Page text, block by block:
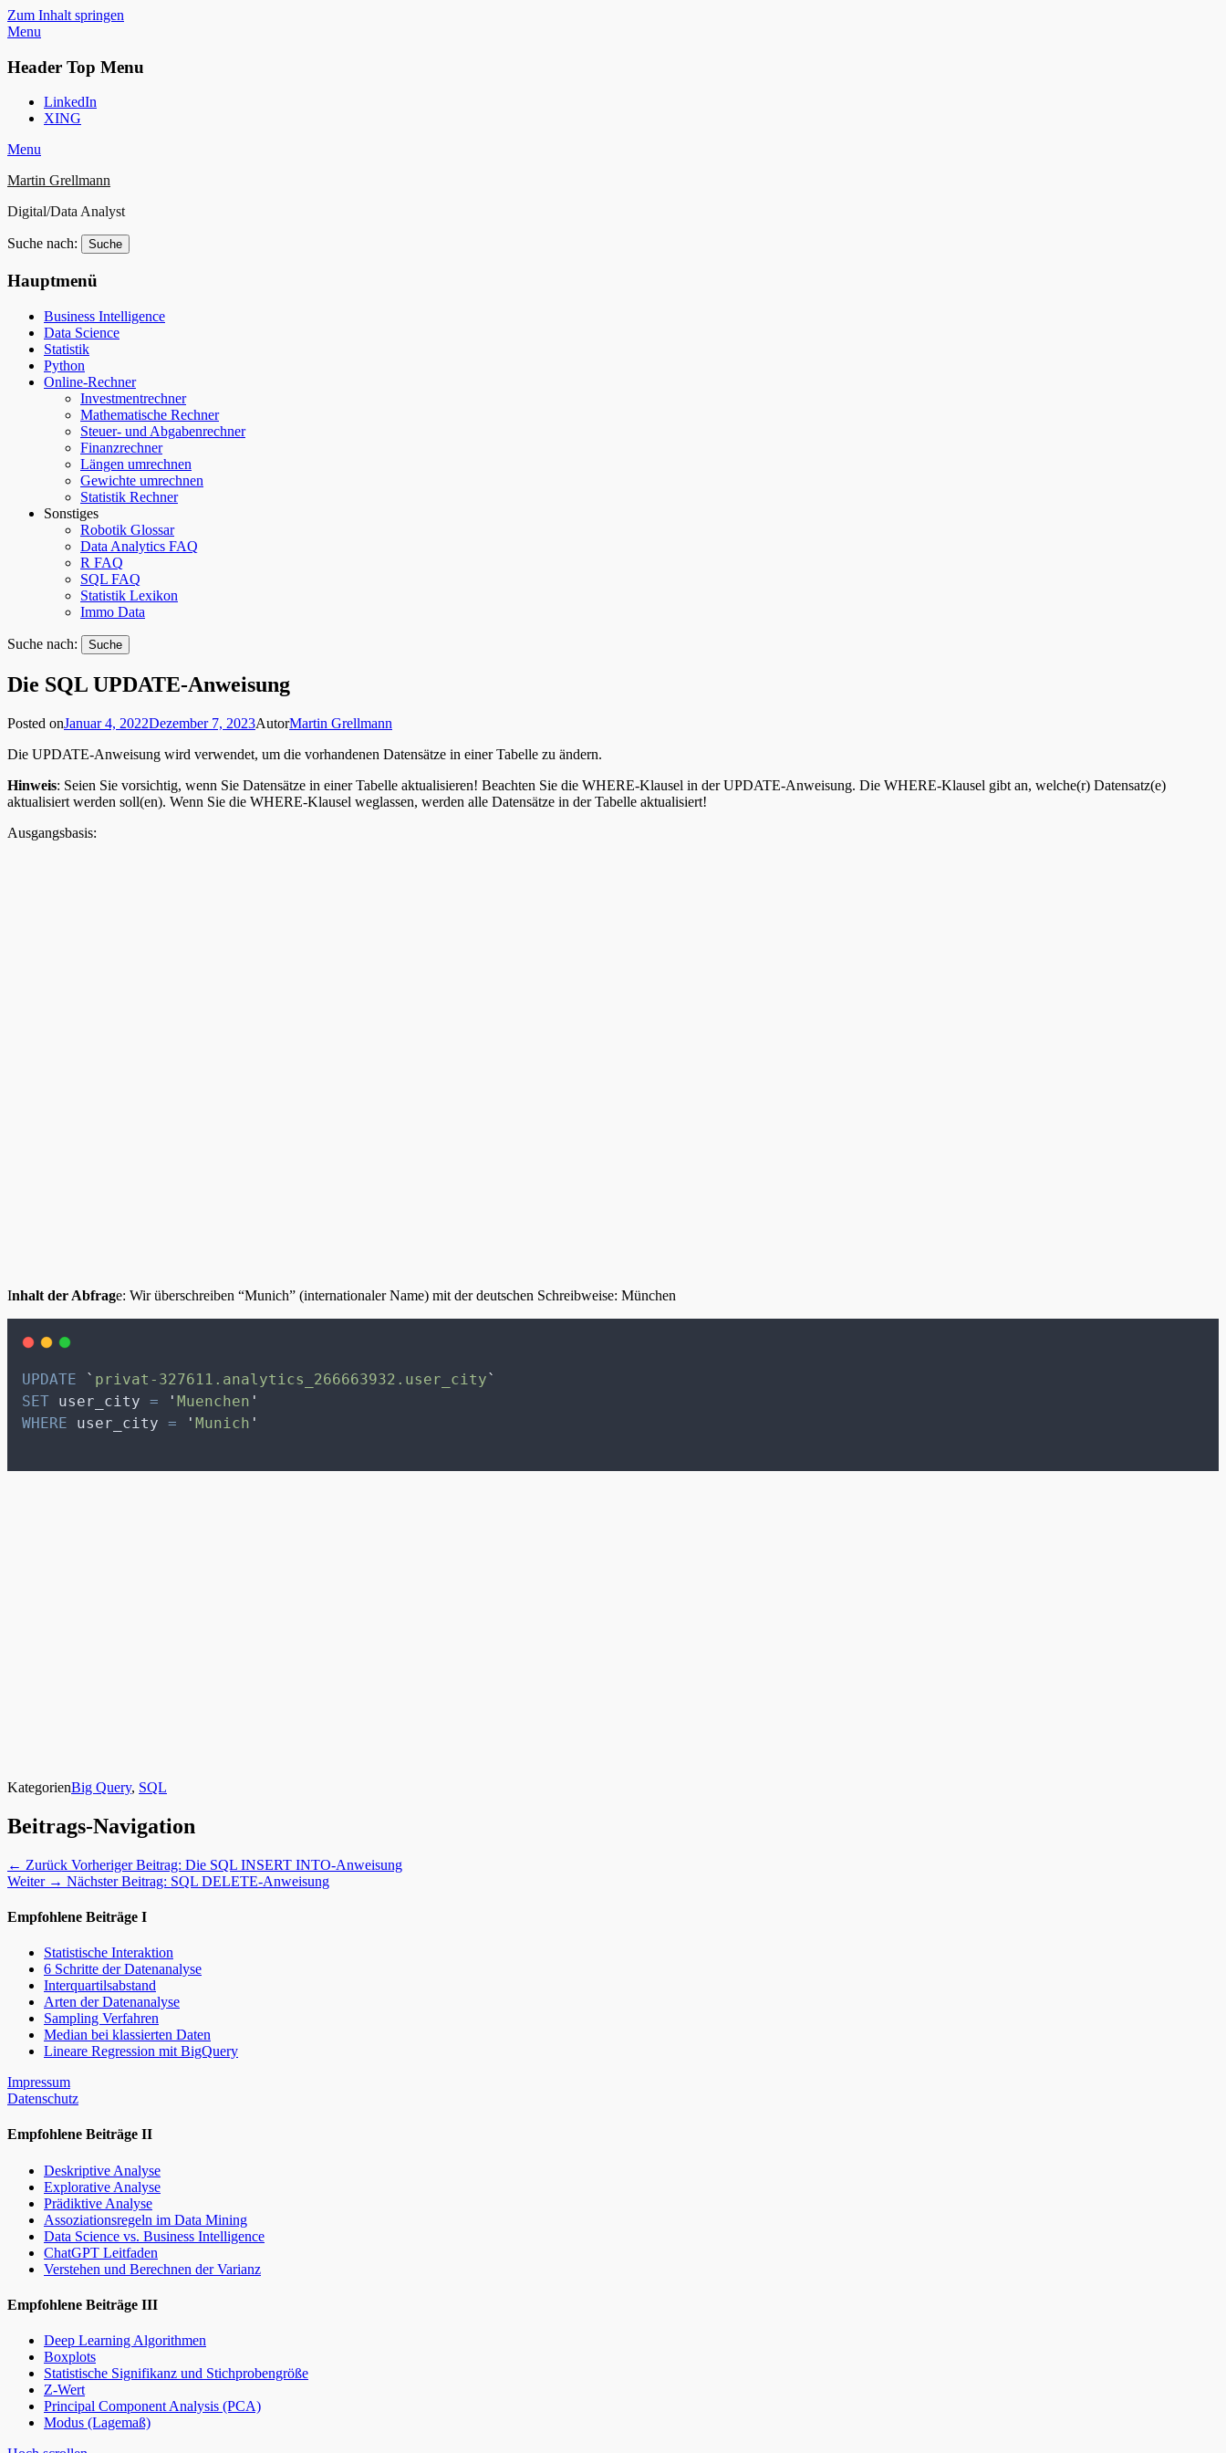
Zum Inhalt springen
Menu
Header Top Menu
LinkedIn
XING
Menu
Martin Grellmann
Digital/Data Analyst
Suche nach:
Hauptmenü
Business Intelligence
Data Science
Statistik
Python
Online-Rechner
Investmentrechner
Mathematische Rechner
Steuer- und Abgabenrechner
Finanzrechner
Längen umrechnen
Gewichte umrechnen
Statistik Rechner
Sonstiges
Robotik Glossar
Data Analytics FAQ
R FAQ
SQL FAQ
Statistik Lexikon
Immo Data
Suche nach:
Die SQL UPDATE-Anweisung
Posted onJanuar 4, 2022Dezember 7, 2023AutorMartin Grellmann
Die UPDATE-Anweisung wird verwendet, um die vorhandenen Datensätze in einer Tabelle zu ändern.
Hinweis: Seien Sie vorsichtig, wenn Sie Datensätze in einer Tabelle aktualisieren! Beachten Sie die WHERE-Klausel in der UPDATE-Anweisung. Die WHERE-Klausel gibt an, welche(r) Datensatz(e)
aktualisiert werden soll(en). Wenn Sie die WHERE-Klausel weglassen, werden alle Datensätze in der Tabelle aktualisiert!
Ausgangsbasis:
Inhalt der Abfrage: Wir überschreiben “Munich” (internationaler Name) mit der deutschen Schreibweise: München
UPDATE ` privat-327611.analytics_266663932.user_city`
SET user_city = ' Muenchen '
WHERE user_city = ' Munich '
KategorienBig Query, SQL
Beitrags-Navigation
← Zurück Vorheriger Beitrag: Die SQL INSERT INTO-Anweisung
Weiter → Nächster Beitrag: SQL DELETE-Anweisung
Empfohlene Beiträge I
Statistische Interaktion
6 Schritte der Datenanalyse
Interquartilsabstand
Arten der Datenanalyse
Sampling Verfahren
Median bei klassierten Daten
Lineare Regression mit BigQuery
Impressum
Datenschutz
Empfohlene Beiträge II
Deskriptive Analyse
Explorative Analyse
Prädiktive Analyse
Assoziationsregeln im Data Mining
Data Science vs. Business Intelligence
ChatGPT Leitfaden
Verstehen und Berechnen der Varianz
Empfohlene Beiträge III
Deep Learning Algorithmen
Boxplots
Statistische Signifikanz und Stichprobengröße
Z-Wert
Principal Component Analysis (PCA)
Modus (Lagemaß)